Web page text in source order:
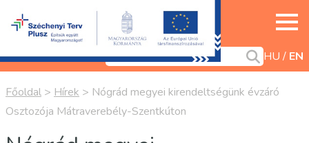
HU EN
Főoldal > Hírek > Nógrád megyei kirendeltségünk évzáró
Osztozója Mátraverebély-Szentkúton